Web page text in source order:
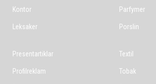
Kontor
Leksaker
Parfymer
Porslin
Presentartiklar
Profilreklam
Textil
Tobak